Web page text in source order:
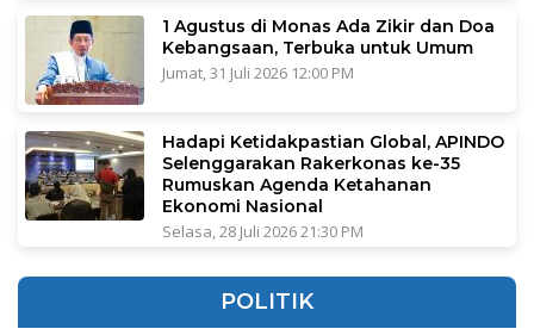
1 Agustus di Monas Ada Zikir dan Doa
Kebangsaan, Terbuka untuk Umum
Jumat, 31 Juli 2026 12:00 PM
Hadapi Ketidakpastian Global, APINDO
Selenggarakan Rakerkonas ke-35
Rumuskan Agenda Ketahanan
Ekonomi Nasional
Selasa, 28 Juli 2026 21:30 PM
POLITIK